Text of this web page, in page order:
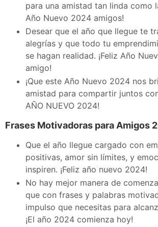
para una amistad tan linda como
Año Nuevo 2024 amigos!
Desear que el año que llegue te
alegrías y que todo tu
se hagan realidad. ¡Feliz Año
amigo!
¡Que este Año Nuevo 2024 nos
amistad para compartir juntos con
AÑO NUEVO 2024!
Frases Motivadoras para Amigos
Que el año llegue cargado con
positivas, amor sin límites, y
inspiren. ¡Feliz año nuevo 2024!
No hay mejor manera de
que con frases y palabras
impulso que necesitas para
¡El año 2024 comienza hoy!